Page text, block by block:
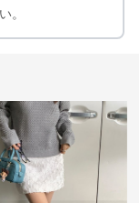
。